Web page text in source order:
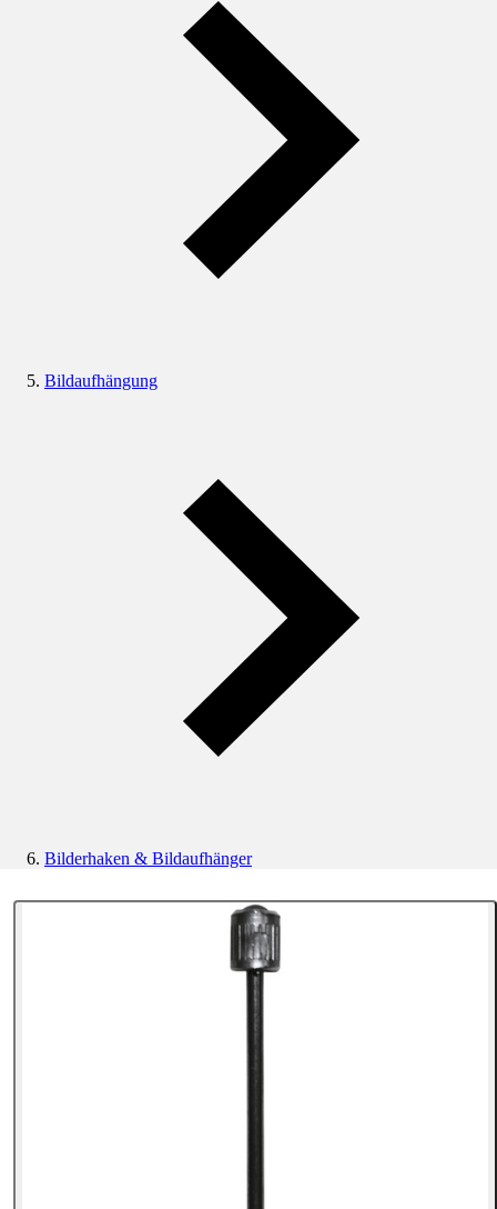
Bildaufhängung
Bilderhaken & Bildaufhänger